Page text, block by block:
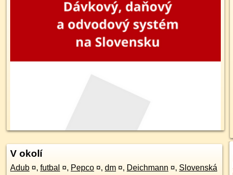
V okolí
Adub ¤, futbal ¤, Pepco ¤, dm ¤, Deichmann ¤, Slovenská